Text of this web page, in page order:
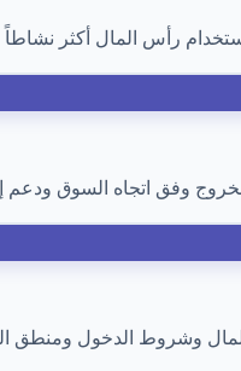
رأس المال أكثر
وفق اتجاه السوق ودعم